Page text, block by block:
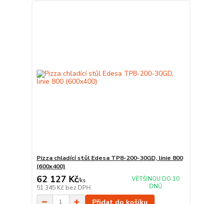
Pizza chladící stůl Edesa TP8-200-30GD, linie 800
(600x400)
62 127 Kč/ks
51 345 Kč bez DPH
VĚTŠINOU DO 10
DNŮ
Přidat do košíku